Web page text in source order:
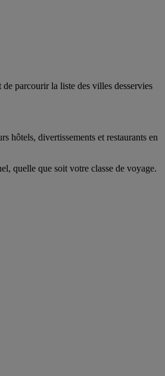
parcourir la liste des villes desservies
hôtels, divertissements et restaurants en
quelle que soit votre classe de voyage.